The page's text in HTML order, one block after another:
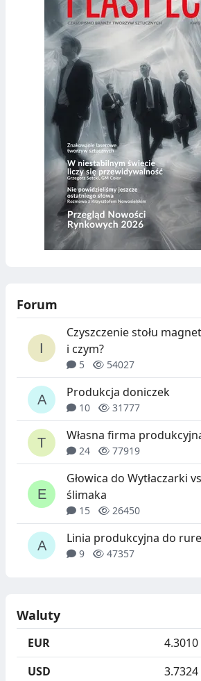
Forum
Czyszczenie stołu
i czym?
5 54027
Produkcja doniczek
10 31777
Własna firma
24 77919
Głowica do Wytłaczarki
ślimaka
15 26450
Linia produkcyjna do
9 47357
Waluty
EUR
4.3010
USD 3.7324